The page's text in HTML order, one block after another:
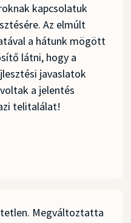
kapcsolatuk
Az elmúlt
a hátunk mögött
látni, hogy a
javaslatok
a jelentés
telitalálat!
Megváltoztatta